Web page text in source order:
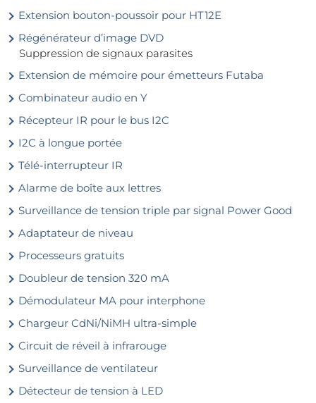
Extension bouton-poussoir pour HT12E
Régénérateur d’image DVD
Suppression de signaux parasites
Extension de mémoire pour émetteurs Futaba
Combinateur audio en Y
Récepteur IR pour le bus I2C
I2C à longue portée
Télé-interrupteur IR
Alarme de boîte aux lettres
Surveillance de tension triple par signal Power Good
Adaptateur de niveau
Processeurs gratuits
Doubleur de tension 320 mA
Démodulateur MA pour interphone
Chargeur CdNi/NiMH ultra-simple
Circuit de réveil à infrarouge
Surveillance de ventilateur
Détecteur de tension à LED